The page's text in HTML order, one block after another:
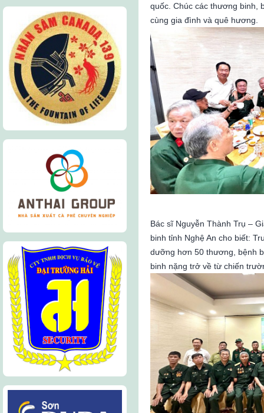
quốc. Chúc các thương binh,
cùng gia đình và quê hương.
Bác sĩ Nguyễn Thành Trụ –
binh tỉnh Nghệ An cho biết:
dưỡng hơn 50 thương, bệnh
binh nặng trở về từ chiến